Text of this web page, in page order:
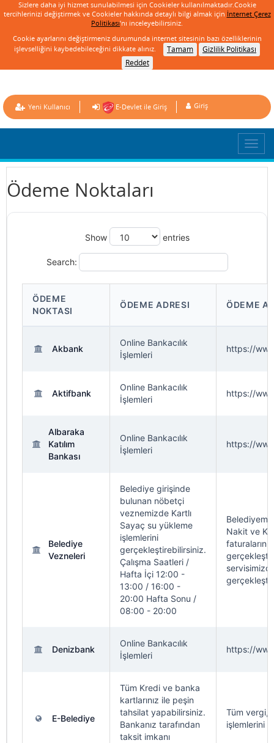
Sizlere daha iyi hizmet sunulabilmesi için Cookieler kullanılmaktadır.Cookie
tercihlerinizi değiştirmek ve Cookieler hakkında detaylı bilgi almak için İnternet Çerez
Politikası’nı inceleyebilirsiniz.
Cookie ayarlarını değiştirmeniz durumunda internet sitesinin bazı özelliklerinin
işlevselliğini kaybedebileceğini dikkate alınız.
Tamam
Gizlilik Politikası
Reddet
Yeni Kullanıcı E-Devlet ile Giriş Giriş
Ödeme Noktaları
Show entries
Search:
ÖDEME
NOKTASI
ÖDEME ADRESI ÖDEME
Akbank
Online Bankacılık
İşlemleri
https://
Aktifbank
Online Bankacılık
İşlemleri
https://
Albaraka
Katılım
Bankası
Online Bankacılık
İşlemleri
https://
Belediye
Vezneleri
Belediye girişinde
bulunan nöbetçi
veznemizde Kartlı
Sayaç su yükleme
işlemlerini
gerçekleştirebilirsiniz.
Çalışma Saatleri /
Hafta İçi 12:00 -
13:00 / 16:00 -
20:00 Hafta Sonu /
08:00 - 20:00
Nakit ve
Denizbank
Online Bankacılık
İşlemleri
https://
E-Belediye
Tüm Kredi ve banka
kartlarınız ile peşin
tahsilat yapabilirsiniz.
Bankanız tarafından
taksit imkanı
Tüm
işlemlerini